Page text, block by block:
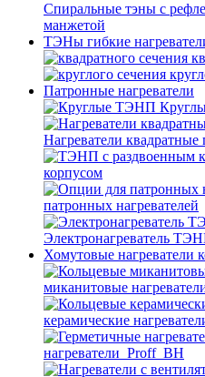
Спиральные тэны с
манжетой
ТЭНы гибкие
Патронные нагреватели
Нагреватели квадратные
корпусом
патронных нагревателей
Электронагреватель
Хомутовые нагреватели
миканитовые
керамические
нагреватели_Proff_BH